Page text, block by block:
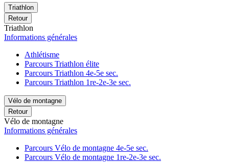
Triathlon
Retour
Triathlon
Informations générales
Athlétisme
Parcours Triathlon élite
Parcours Triathlon 4e-5e sec.
Parcours Triathlon 1re-2e-3e sec.
Vélo de montagne
Retour
Vélo de montagne
Informations générales
Parcours Vélo de montagne 4e-5e sec.
Parcours Vélo de montagne 1re-2e-3e sec.